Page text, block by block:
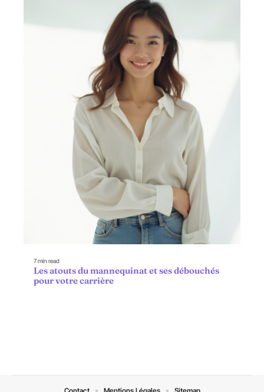
7 min read
Les atouts du mannequinat et ses débouchés
pour votre carrière